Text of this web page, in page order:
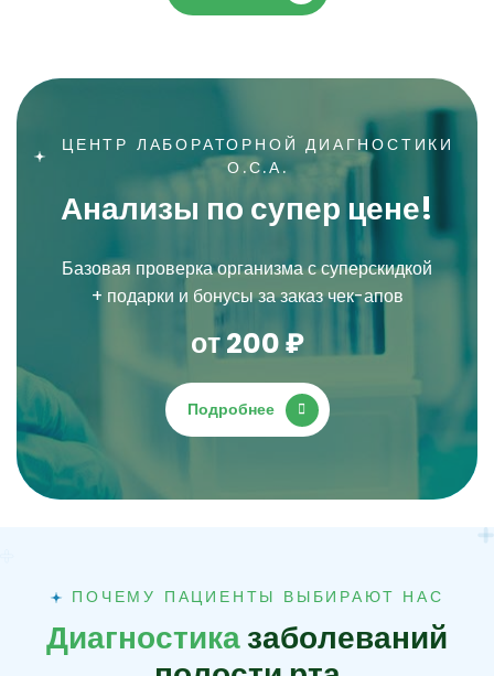
ЦЕНТР ЛАБОРАТОРНОЙ ДИАГНОСТИКИ
О.С.А.
Анализы по супер цене!
Базовая проверка организма с суперскидкой
+ подарки и бонусы за заказ чек-апов
от200₽
Подробнее
ПОЧЕМУ ПАЦИЕНТЫ ВЫБИРАЮТ НАС
Диагностиказаболеваний